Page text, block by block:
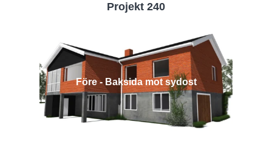
Projekt 240
Före - Baksida mot sydost